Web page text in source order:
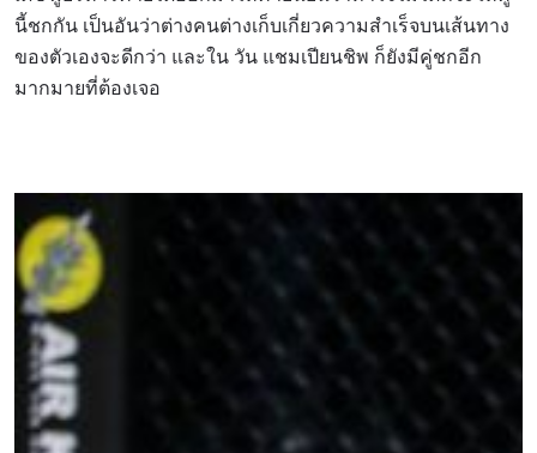
นี้ชกกัน เป็นอันว่าต่างคนต่างเก็บเกี่ยวความสำเร็จบนเส้นทาง
ของตัวเองจะดีกว่า และใน วัน แชมเปียนชิพ ก็ยังมีคู่ชกอีก
มากมายที่ต้องเจอ